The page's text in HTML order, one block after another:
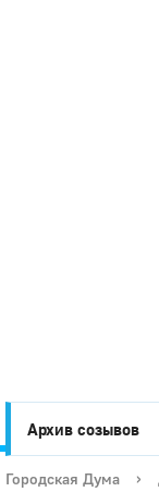
Архив созывов
Городская Дума ›